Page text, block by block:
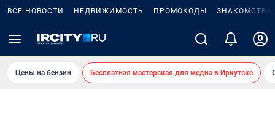
ВСЕ НОВОСТИ НЕДВИЖИМОСТЬ ПРОМОКОДЫ ЗНАКОМСТВА
Цены на бензин Бесплатная мастерская для медиа в Иркутске